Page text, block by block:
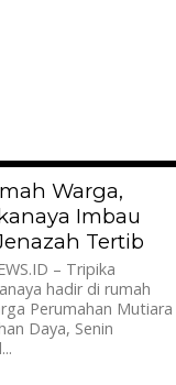
Warga,
Imbau
Tertib
– Tripika
hadir di rumah
Perumahan Mutiara
Daya, Senin